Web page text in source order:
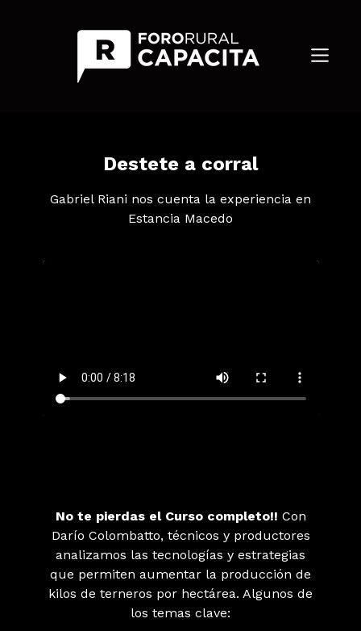
Destete a corral
Gabriel Riani nos cuenta la experiencia en
Estancia Macedo
No te pierdas el Curso completo!! Con
Darío Colombatto, técnicos y productores
analizamos las tecnologías y estrategias
que permiten aumentar la producción de
kilos de terneros por hectárea. Algunos de
los temas clave: